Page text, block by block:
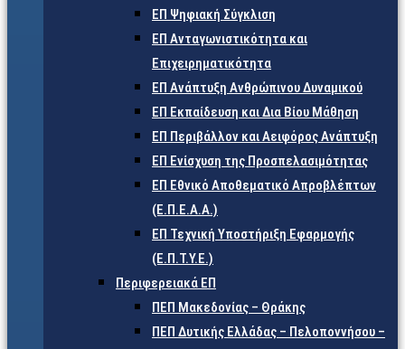
ΕΠ Ψηφιακή Σύγκλιση
ΕΠ Ανταγωνιστικότητα και
Επιχειρηματικότητα
ΕΠ Ανάπτυξη Ανθρώπινου Δυναμικού
ΕΠ Εκπαίδευση και Δια Βίου Μάθηση
ΕΠ Περιβάλλον και Αειφόρος Ανάπτυξη
ΕΠ Ενίσχυση της Προσπελασιμότητας
ΕΠ Εθνικό Αποθεματικό Απροβλέπτων
(Ε.Π.Ε.Α.Α.)
ΕΠ Τεχνική Υποστήριξη Εφαρμογής
(Ε.Π.Τ.Υ.Ε.)
Περιφερειακά ΕΠ
ΠΕΠ Μακεδονίας – Θράκης
ΠΕΠ Δυτικής Ελλάδας – Πελοποννήσου –